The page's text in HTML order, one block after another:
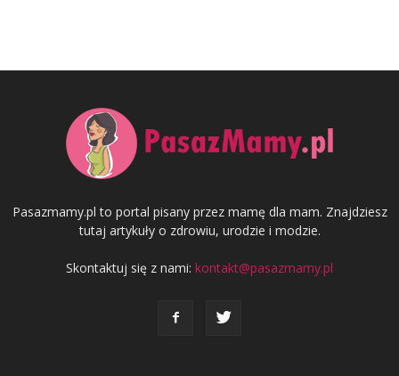
Pasazmamy.pl to portal pisany przez mamę dla mam. Znajdziesz
tutaj artykuły o zdrowiu, urodzie i modzie.
Skontaktuj się z nami: kontakt@pasazmamy.pl